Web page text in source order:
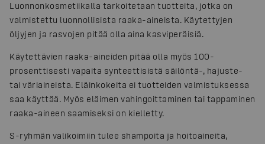
Luonnonkosmetiikalla tarkoitetaan tuotteita, jotka on
valmistettu luonnollisista raaka-aineista. Käytettyjen
öljyjen ja rasvojen pitää olla aina kasviperäisiä.
Käytettävien raaka-aineiden pitää olla myös 100-
prosenttisesti vapaita synteettisistä säilöntä-, hajuste-
tai väriaineista. Eläinkokeita ei tuotteiden valmistuksessa
saa käyttää. Myös eläimen vahingoittaminen tai tappaminen
raaka-aineen saamiseksi on kielletty.
S-ryhmän valikoimiin tulee shampoita ja hoitoaineita,